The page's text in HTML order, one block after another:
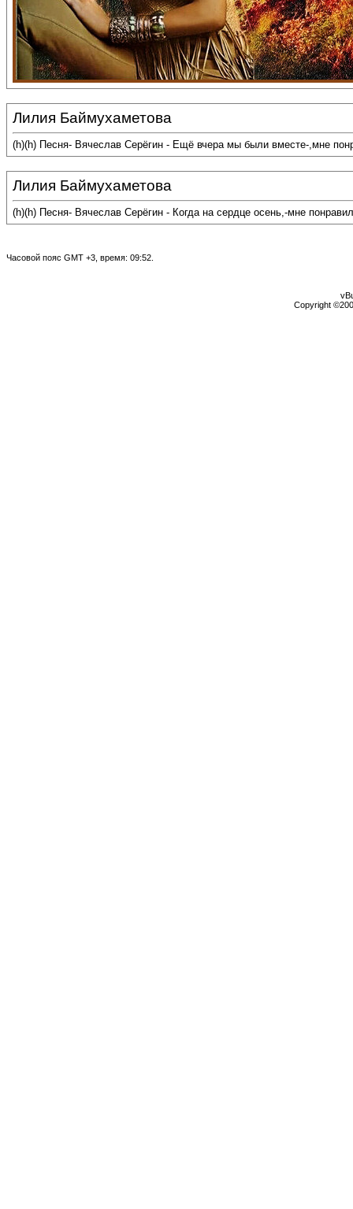
Лилия Баймухаметова
(h)(h) Песня- Вячеслав Серёгин - Ещё вчера мы были вместе-,мне
Лилия Баймухаметова
(h)(h) Песня- Вячеслав Серёгин - Когда на сердце осень,-мне
Часовой пояс GMT +3, время: 09:52
Copyright